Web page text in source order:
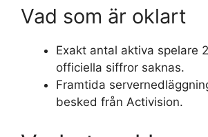
Vad som är oklart
Exakt antal aktiva spelare
officiella siffror saknas.
Framtida
besked från Activision.